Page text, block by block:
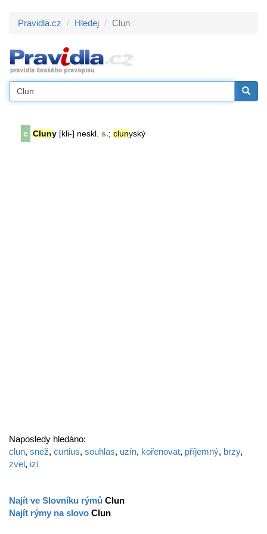
Pravidla.cz Hledej Clun
c Cluny [kli-] neskl. s.; clunyský
Naposledy hledáno:
clun, snež, curtius, souhlas, uzín, kořenovat, příjemný, brzy,
zvel, izí
Najít ve Slovníku rýmů Clun
Najít rýmy na slovo Clun